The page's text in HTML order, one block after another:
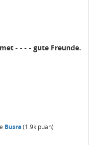
- - - - gute Freunde.
Busra(1.9k puan)